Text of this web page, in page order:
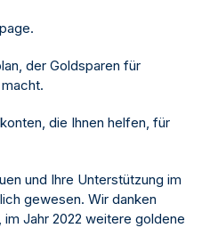
der Goldsparen für
die Ihnen helfen, für
und Ihre Unterstützung im
gewesen. Wir danken
im Jahr 2022 weitere goldene